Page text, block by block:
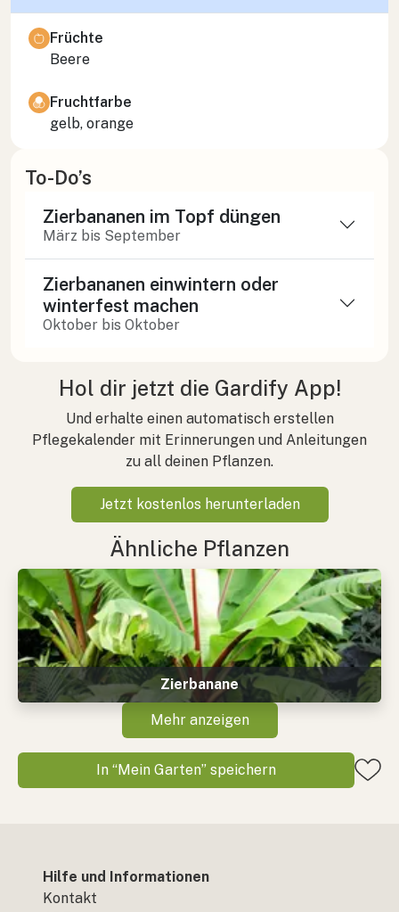
Früchte
Beere
Fruchtfarbe
gelb, orange
To-Do’s
Zierbananen im Topf düngen
März bis September
Zierbananen einwintern oder
winterfest machen
Oktober bis Oktober
Hol dir jetzt die Gardify App!
Und erhalte einen automatisch erstellen
Pflegekalender mit Erinnerungen und Anleitungen
zu all deinen Pflanzen.
Jetzt kostenlos herunterladen
Ähnliche Pflanzen
Zierbanane
Mehr anzeigen
In “Mein Garten” speichern
Hilfe und Informationen
Kontakt